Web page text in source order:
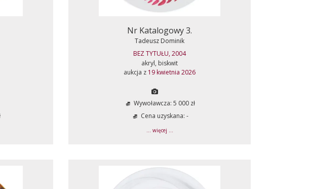
Nr Katalogowy 3.
Tadeusz Dominik
BEZ TYTUŁU, 2004
akryl, biskwit
aukcja z 19 kwietnia 2026
Wywoławcza: 5 000 zł
Cena uzyskana: -
... więcej ...